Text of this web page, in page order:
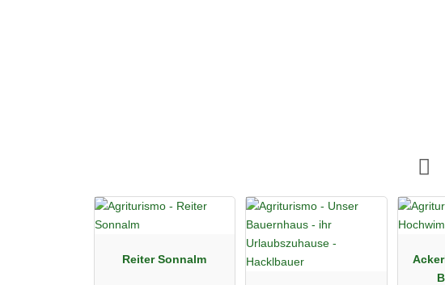
Reiter Sonnalm